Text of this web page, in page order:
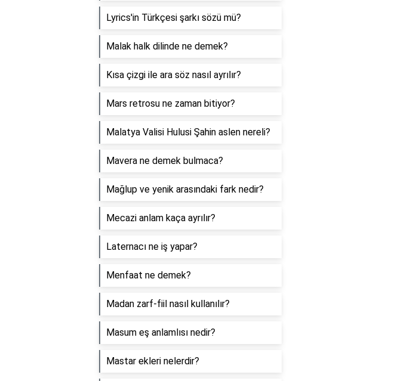
Lyrics'in Türkçesi şarkı sözü mü?
Malak halk dilinde ne demek?
Kısa çizgi ile ara söz nasıl ayrılır?
Mars retrosu ne zaman bitiyor?
Malatya Valisi Hulusi Şahin aslen nereli?
Mavera ne demek bulmaca?
Mağlup ve yenik arasındaki fark nedir?
Mecazi anlam kaça ayrılır?
Laternacı ne iş yapar?
Menfaat ne demek?
Madan zarf-fiil nasıl kullanılır?
Masum eş anlamlısı nedir?
Mastar ekleri nelerdir?